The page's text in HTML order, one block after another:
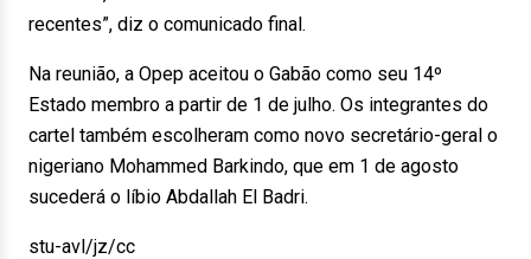
recentes”, diz o comunicado final.
Na reunião, a Opep aceitou o Gabão como seu 14º
Estado membro a partir de 1 de julho. Os integrantes do
cartel também escolheram como novo secretário-geral o
nigeriano Mohammed Barkindo, que em 1 de agosto
sucederá o líbio Abdallah El Badri.
stu-avl/jz/cc